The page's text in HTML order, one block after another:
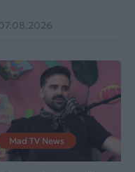
Mad TV News